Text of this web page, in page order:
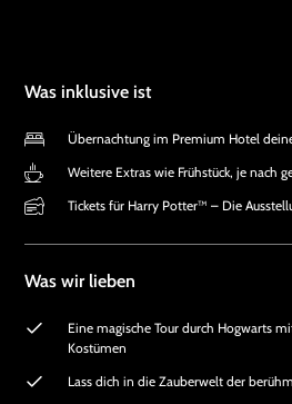
Was inklusive ist
Übernachtung im Premium Hotel
Weitere Extras wie Frühstück, je nach
Tickets für Harry Potter™ – Die
Was wir lieben
Eine magische Tour durch Hogwarts
Kostümen
Lass dich in die Zauberwelt der